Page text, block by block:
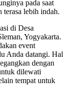
pada saat
terasa lebih indah.
di Desa
Yogyakarta.
event
Anda datangi. Hal
dengan
dilewati
tempat untuk